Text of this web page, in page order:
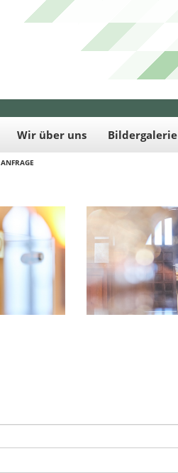
Wir über uns Bildergalerie
ANFRAGE